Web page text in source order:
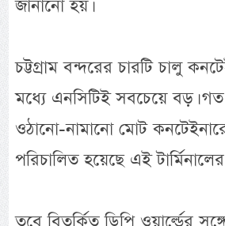
জানানো হয়।
চট্টগ্রাম বন্দরের চারটি চালু
মধ্যে এনসিটিই সবচেয়ে বড়।
ওঠানো-নামানো মোট
পরিচালিত হয়েছে এই টার্মিনালের